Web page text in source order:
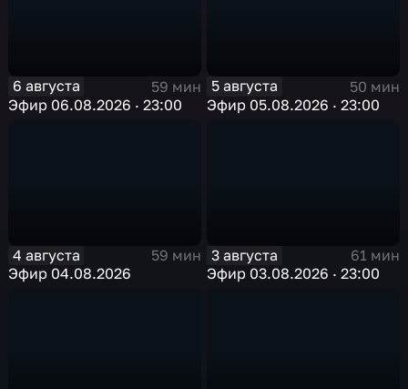
6 августа
59 мин
Эфир 06.08.2026 · 23:00
5 августа
50 мин
Эфир 05.08.2026 · 23:00
4 августа
59 мин
Эфир 04.08.2026
3 августа
61 мин
Эфир 03.08.2026 · 23:00